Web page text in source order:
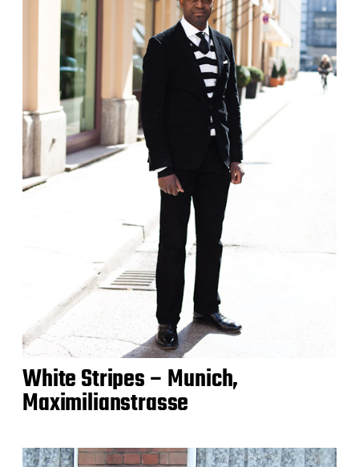
White Stripes – Munich,
Maximilianstrasse